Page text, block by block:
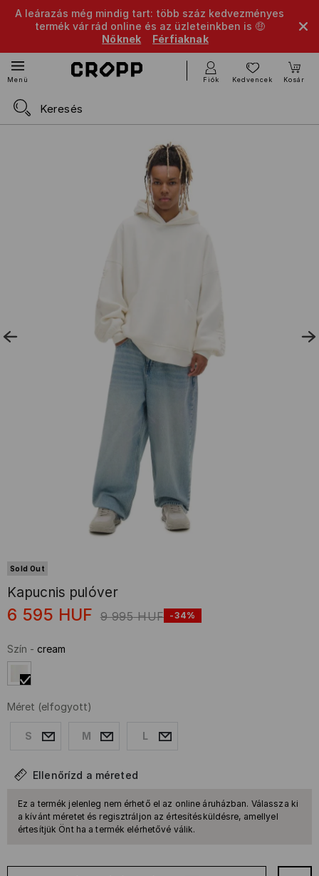
A leárazás még mindig tart: több száz kedvezményes
termék vár rád online és az üzleteinkben is 🤑
Nőknek
Férfiaknak
Menü Fiók Kedvencek Kosár
Sold Out
Kapucnis pulóver
6 595 HUF 9 995 HUF -34%
Szín - cream
Méret (elfogyott)
S M L
Ellenőrízd a méreted
Ez a termék jelenleg nem érhető el az online áruházban. Válassza ki
a kívánt méretet és regisztráljon az értesítésküldésre, amellyel
értesítjük Önt ha a termék elérhetővé válik.